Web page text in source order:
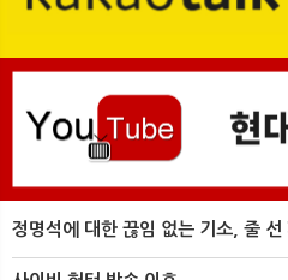
정명석에 대한 끊임 없는 기소, 줄 선